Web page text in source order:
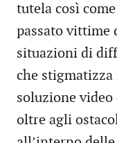
tutela così
passato
situazioni di
che
soluzione
oltre agli